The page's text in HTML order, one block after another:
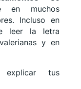
en muchos
Incluso en
leer la letra
y en
explicar tus